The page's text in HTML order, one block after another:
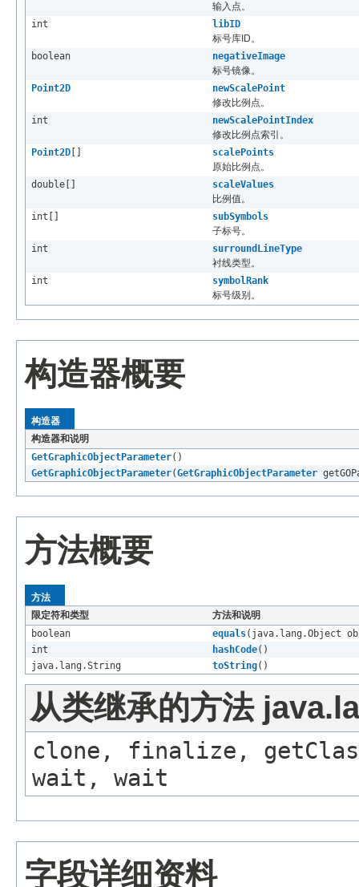
输入点。
int
libID
标号库ID。
boolean
negativeImage
标号镜像。
Point2D
newScalePoint
修改比例点。
int
newScalePointIndex
修改比例点索引。
Point2D
scalePoints
原始比例点。
double[]
scaleValues
比例值。
int[]
subSymbols
子标号。
int
surroundLineType
衬线类型。
int
symbolRank
标号级别。
构造器概要
构造器
构造器和说明
GetGraphicObjectParameter()
GetGraphicObjectParameter(GetGraphicObjectParameter
方法概要
方法
限定符和类型
方法和说明
boolean
equals(java.lang.Object
int
hashCode()
java.lang.String
toString()
从类继承的方法
clone, finalize,
wait, wait
字段详细资料